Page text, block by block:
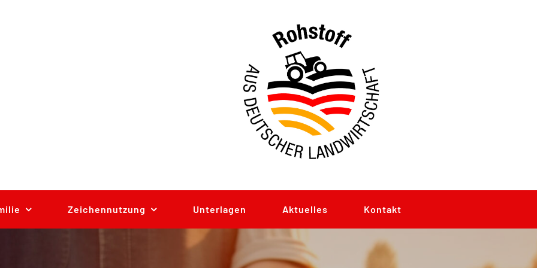
Zeichennutzung Unterlagen Aktuelles Kontakt